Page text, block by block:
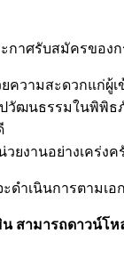
าศรับสมัครขอ
ยความสะดวกแก่
ปวัฒนธรรมในพิพิ
ยงานอย่างเคร่งค
ะดำเนินการตามเ
น สามารถดาวน์โ